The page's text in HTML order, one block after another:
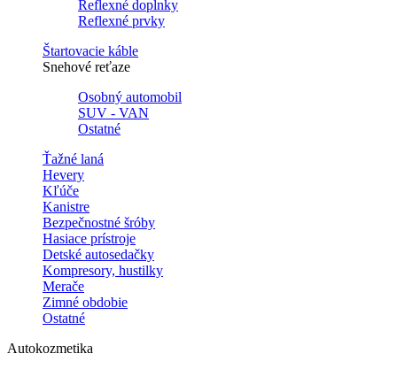
Reflexné doplnky
Reflexné prvky
Štartovacie káble
Snehové reťaze
Osobný automobil
SUV - VAN
Ostatné
Ťažné laná
Hevery
Kľúče
Kanistre
Bezpečnostné šróby
Hasiace prístroje
Detské autosedačky
Kompresory, hustilky
Merače
Zimné obdobie
Ostatné
Autokozmetika